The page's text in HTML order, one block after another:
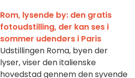
Rom, lysende by: den gratis
fotoudstilling, der kan ses i
sommer udendørs i Paris
Udstillingen Roma, byen der
lyser, viser den italienske
hovedstad gennem den syvende